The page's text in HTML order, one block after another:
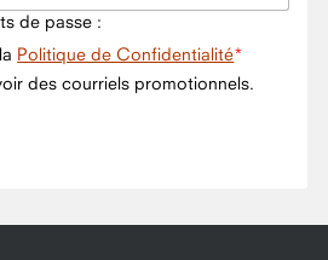
de passe :
Politique de Confidentialité
des courriels promotionnels.